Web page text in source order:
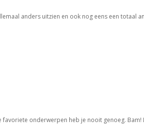
anders uitzien en ook nog eens een totaal
onderwerpen heb je nooit genoeg. Bam!